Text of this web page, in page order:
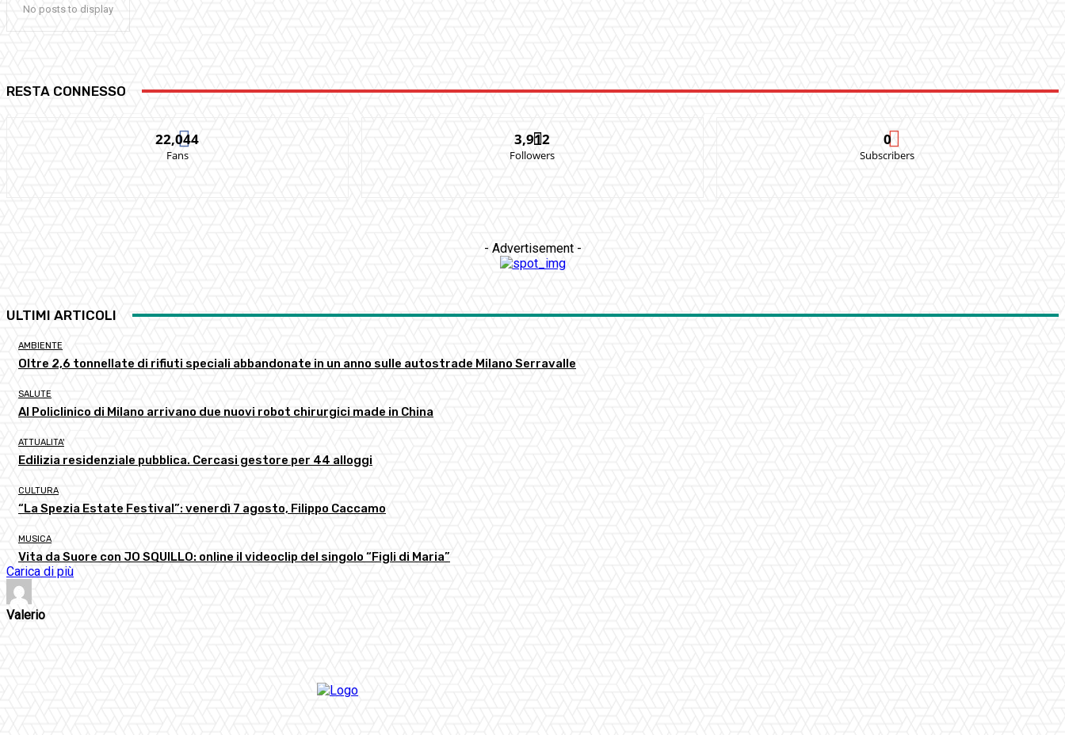
No posts to display
RESTA CONNESSO
22,044
Fans
3,912
Followers
0
Subscribers
- Advertisement -
ULTIMI ARTICOLI
AMBIENTE
Oltre 2,6 tonnellate di rifiuti speciali abbandonate in un anno sulle autostrade Milano Serravalle
SALUTE
Al Policlinico di Milano arrivano due nuovi robot chirurgici made in China
ATTUALITA'
Edilizia residenziale pubblica. Cercasi gestore per 44 alloggi
CULTURA
“La Spezia Estate Festival”: venerdì 7 agosto, Filippo Caccamo
MUSICA
Vita da Suore con JO SQUILLO: online il videoclip del singolo “Figli di Maria”
Carica di più
Valerio